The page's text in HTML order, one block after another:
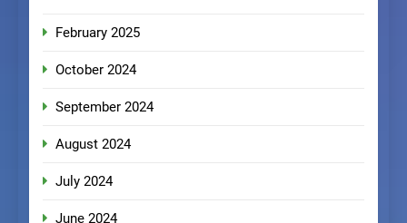
February 2025
October 2024
September 2024
August 2024
July 2024
June 2024